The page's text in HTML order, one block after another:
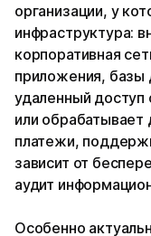
организации, у
инфраструктура:
корпоративная
приложения, базы
удаленный доступ
или обрабатывает
платежи,
зависит от
аудит
Особенно